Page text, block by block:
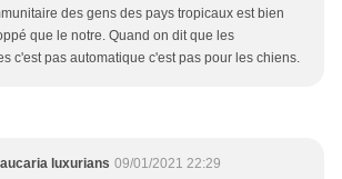
des gens des pays tropicaux est bien
que le notre. Quand on dit que les
c'est pas automatique c'est pas pour les chiens.
luxurians 09/01/2021 22:29